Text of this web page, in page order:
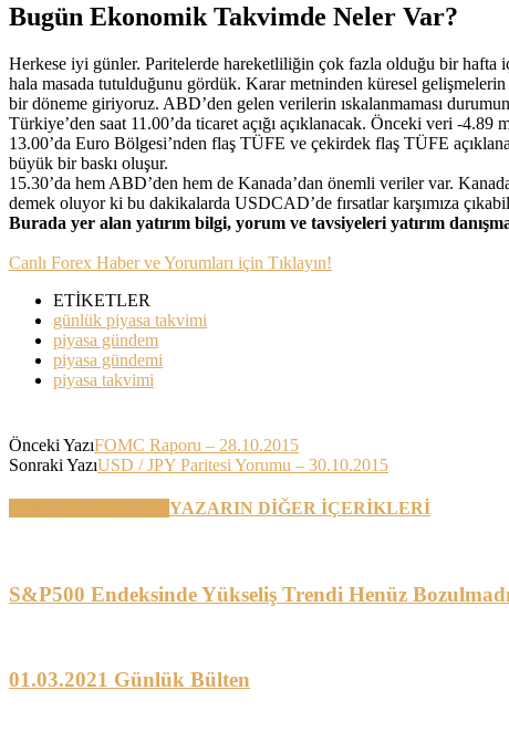
Bugün Ekonomik Takvimde Neler Var?
Herkese iyi günler. Paritelerde hareketliliğin çok fazla olduğu bir hafta
hala masada tutulduğunu gördük. Karar metninden küresel
bir döneme giriyoruz. ABD’den gelen verilerin ıskalanmaması
Türkiye’den saat 11.00’da ticaret açığı açıklanacak. Önceki veri -
13.00’da Euro Bölgesi’nden flaş TÜFE ve çekirdek flaş TÜFE
büyük bir baskı oluşur.
15.30’da hem ABD’den hem de Kanada’dan önemli veriler var.
demek oluyor ki bu dakikalarda USDCAD’de fırsatlar karşımıza
Burada yer alan yatırım bilgi, yorum ve tavsiyeleri yatırım
Canlı Forex Haber ve Yorumları için Tıklayın!
ETİKETLER
günlük piyasa takvimi
piyasa gündem
piyasa gündemi
piyasa takvimi
Önceki YazıFOMC Raporu – 28.10.2015
Sonraki YazıUSD / JPY Paritesi Yorumu – 30.10.2015
YAZARIN DİĞER İÇERİKLERİ
S&P500 Endeksinde Yükseliş Trendi Henüz Bozulmadı
01.03.2021 Günlük Bülten